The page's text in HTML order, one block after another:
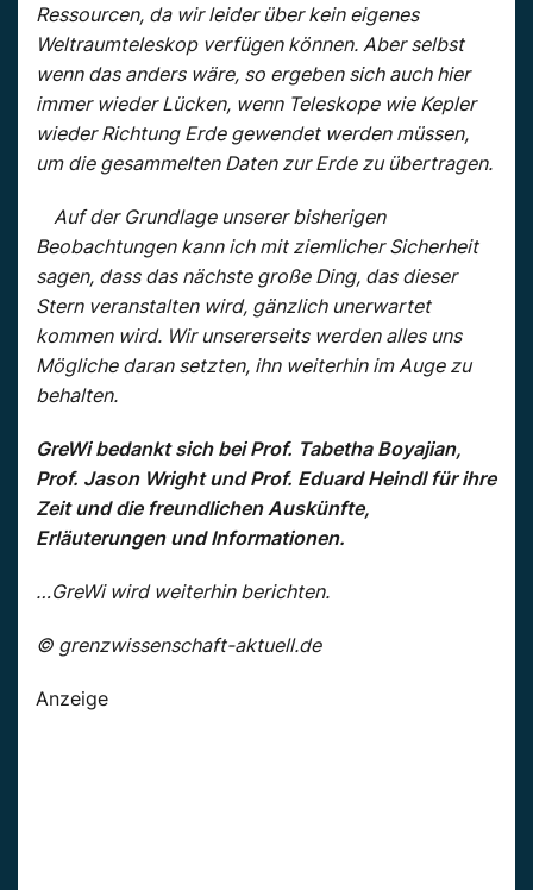
Ressourcen, da wir leider über kein eigenes
Weltraumteleskop verfügen können. Aber selbst
wenn das anders wäre, so ergeben sich auch hier
immer wieder Lücken, wenn Teleskope wie Kepler
wieder Richtung Erde gewendet werden müssen,
um die gesammelten Daten zur Erde zu übertragen.
Auf der Grundlage unserer bisherigen
Beobachtungen kann ich mit ziemlicher Sicherheit
sagen, dass das nächste große Ding, das dieser
Stern veranstalten wird, gänzlich unerwartet
kommen wird. Wir unsererseits werden alles uns
Mögliche daran setzten, ihn weiterhin im Auge zu
behalten.
GreWi bedankt sich bei Prof. Tabetha Boyajian,
Prof. Jason Wright und Prof. Eduard Heindl für ihre
Zeit und die freundlichen Auskünfte,
Erläuterungen und Informationen.
…GreWi wird weiterhin berichten.
© grenzwissenschaft-aktuell.de
Anzeige